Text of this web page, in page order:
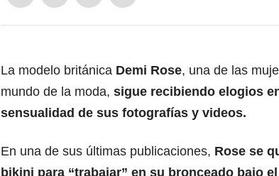
La modelo británica Demi Rose, una de las
mundo de la moda, sigue recibiendo elogios
sensualidad de sus fotografías y videos.
En una de sus últimas publicaciones, Rose se
bikini para “trabajar” en su bronceado bajo